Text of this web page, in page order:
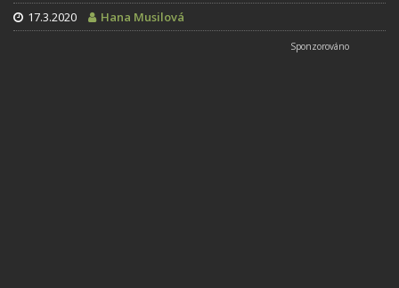
17.3.2020 Hana Musilová